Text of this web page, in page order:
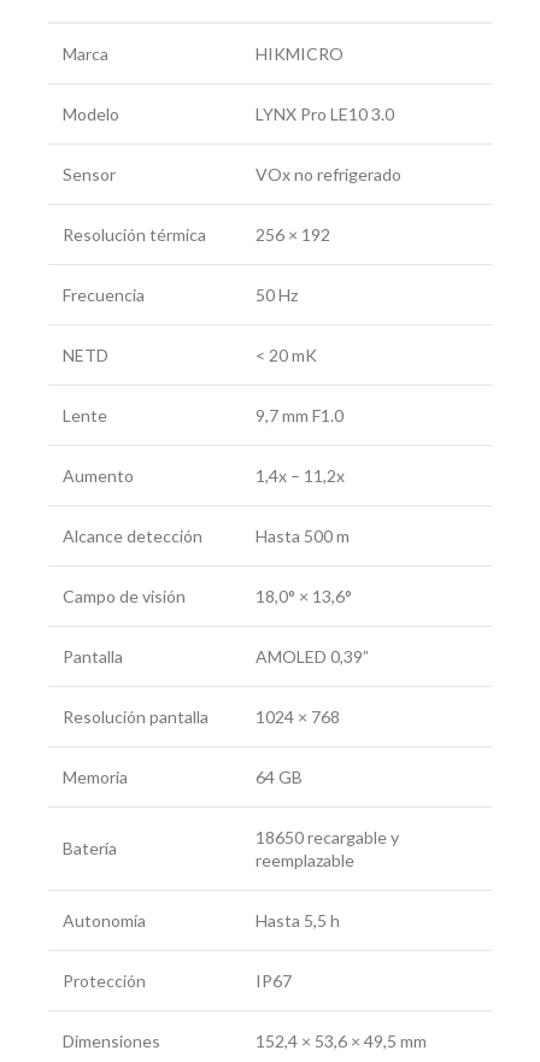
Marca HIKMICRO
Modelo LYNX Pro LE10 3.0
Sensor VOx no refrigerado
Resolución térmica 256 × 192
Frecuencia 50 Hz
NETD < 20 mK
Lente 9,7 mm F1.0
Aumento 1,4x – 11,2x
Alcance detección Hasta 500 m
Campo de visión 18,0° × 13,6°
Pantalla AMOLED 0,39”
Resolución pantalla 1024 × 768
Memoria 64 GB
Batería
18650 recargable y
reemplazable
Autonomía Hasta 5,5 h
Protección IP67
Dimensiones 152,4 × 53,6 × 49,5 mm